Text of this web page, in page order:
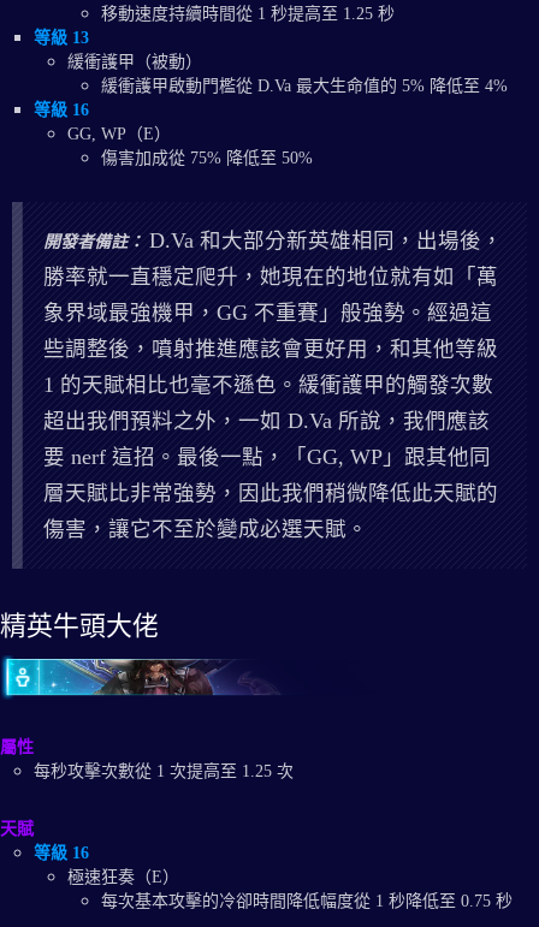
移動速度持續時間從 1 秒提高至 1.25 秒
等級 13
緩衝護甲（被動）
緩衝護甲啟動門檻從 D.Va 最大生命值的 5% 降低至 4%
等級 16
GG, WP（E）
傷害加成從 75% 降低至 50%
開發者備註：D.Va 和大部分新英雄相同，出場後，
勝率就一直穩定爬升，她現在的地位就有如「萬
象界域最強機甲，GG 不重賽」般強勢。經過這
些調整後，噴射推進應該會更好用，和其他等級
1 的天賦相比也毫不遜色。緩衝護甲的觸發次數
超出我們預料之外，一如 D.Va 所說，我們應該
要 nerf 這招。最後一點，「GG, WP」跟其他同
層天賦比非常強勢，因此我們稍微降低此天賦的
傷害，讓它不至於變成必選天賦。
精英牛頭大佬
屬性
每秒攻擊次數從 1 次提高至 1.25 次
天賦
等級 16
極速狂奏（E）
每次基本攻擊的冷卻時間降低幅度從 1 秒降低至 0.75 秒